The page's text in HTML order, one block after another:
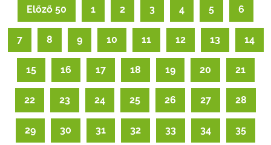
Előző 50 1 2 3 4 5 6
7 8 9 10 11 12 13 14
15 16 17 18 19 20 21
22 23 24 25 26 27 28
29 30 31 32 33 34 35